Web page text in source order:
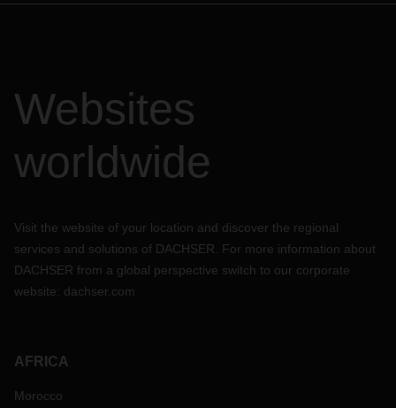
Websites
worldwide
Visit the website of your location and discover the regional
services and solutions of DACHSER. For more information about
DACHSER from a global perspective switch to our corporate
website: dachser.com
AFRICA
Morocco